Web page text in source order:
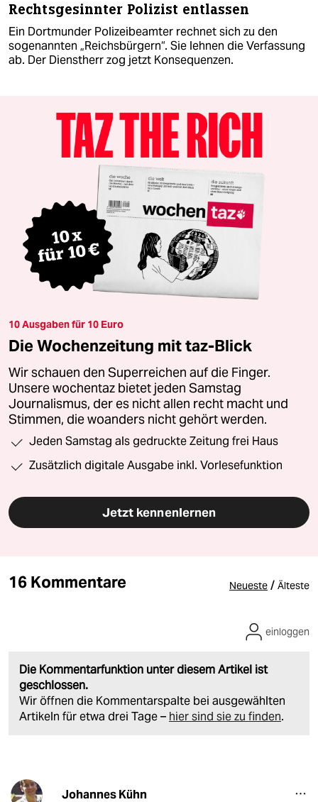
Rechtsgesinnter Polizist entlassen
Ein Dortmunder Polizeibeamter rechnet sich zu den
sogenannten „Reichsbürgern“. Sie lehnen die Verfassung
ab. Der Dienstherr zog jetzt Konsequenzen.
10 Ausgaben für 10 Euro
Die Wochenzeitung mit taz-Blick
Wir schauen den Superreichen auf die Finger.
Unsere wochentaz bietet jeden Samstag
Journalismus, der es nicht allen recht macht und
Stimmen, die woanders nicht gehört werden.
Jeden Samstag als gedruckte Zeitung frei Haus
Zusätzlich digitale Ausgabe inkl. Vorlesefunktion
Jetzt kennenlernen
16 Kommentare Neueste / Älteste
Die Kommentarfunktion unter diesem Artikel ist
geschlossen.
Wir öffnen die Kommentarspalte bei ausgewählten
Artikeln für etwa drei Tage – hier sind sie zu finden.
einloggen
Johannes Kühn